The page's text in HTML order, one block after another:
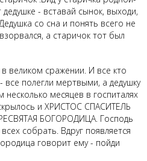
- вставай сынок, выходи,
со сна и понять всего не
а старичок тот был
великом сражении. И все кто
полегли мертвыми, а дедушку
месяцев в госпиталях
и ХРИСТОС СПАСИТЕЛЬ
БОГОРОДИЦА. Господь
собрать. Вдруг появляется
говорит ему - пойди